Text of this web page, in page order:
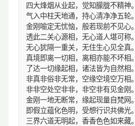
四大烽烟从业起，觉知朦胧不精神。
气入中柱天地通，持心清净净五轮。
金刚喻定无忧恼，般若现前不见心。
透此二关心源相，无心道人堪可称。
无心犹隔一重关，无住生心见全真。
真境即离一切相，离相亦能不坏相。
了达一切缘起相，诸法皆为自然相。
非真非俗非无常，空缘空境空万相。
非非空处空非非，非空非有见金刚。
金刚一地无断常，缘起现量自梵网。
即假立蕴化色明，受想行识共佛光。
三界六道无明起，香香色色如来藏。